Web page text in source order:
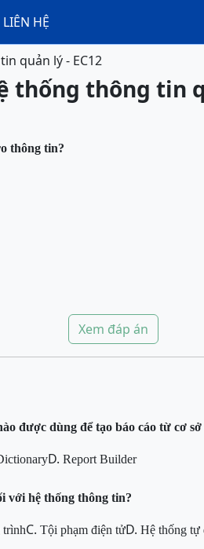
LIÊN HỆ
quản lý - EC12
thống thông tin
thông tin?
Xem đáp án
được dùng để tạo báo cáo từ cơ
D. Report Builder
với hệ thống thông tin?
trìnhC. Tội phạm điện tửD. Hệ thống tự